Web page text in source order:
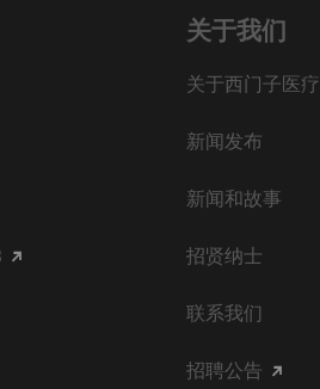
关于我们
关于西门子医疗
新闻发布
新闻和故事
招贤纳士
联系我们
招聘公告